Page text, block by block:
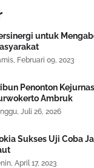
untuk
Februari 09, 2023
Penonton
Ambruk
Juli 26, 2026
Sukses Uji Coba
April 17, 2023